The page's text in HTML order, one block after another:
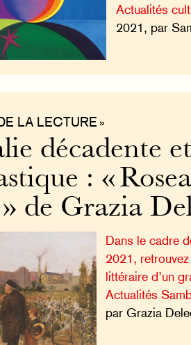
Actualités
2021, par
LA LECTURE »
décadente et
: «
de Grazia
Dans le cadre
2021,
littéraire d’un
Actualités
par Grazia